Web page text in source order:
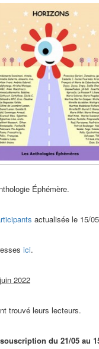
Éphémère.
actualisée le 15/
ici.
2022
trouvé leurs lecteurs.
du 21/05 au